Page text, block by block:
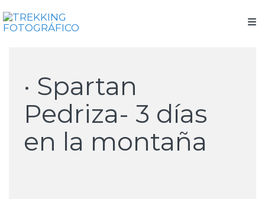
· Spartan
Pedriza- 3 días
en la montaña